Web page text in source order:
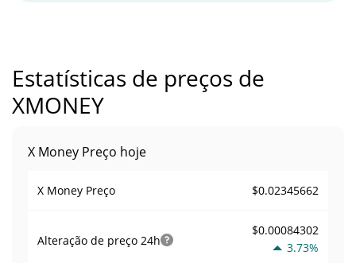
Estatísticas de preços de
XMONEY
X Money Preço hoje
X Money Preço $0.02345662
Alteração de preço 24h
$0.00084302
3.73%